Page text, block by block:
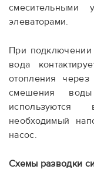
смесительными
элеваторами.
При подключении
вода
отопления через
смешения
необходимый
насос.
Схемы разводки